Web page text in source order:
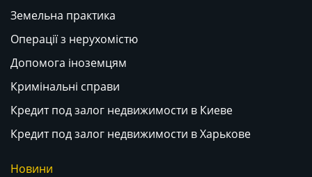
Земельна практика
Операції з нерухомістю
Допомога іноземцям
Кримінальні справи
Кредит под залог недвижимости в Киеве
Кредит под залог недвижимости в Харькове
Новини